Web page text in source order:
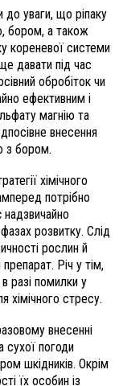
до уваги, що ріпаку
бором, а також
кореневої системи
давати під час
обробіток чи
ефективним і
магнію та
внесення
з бором.
хімічного
потрібно
надзвичайно
розвитку. Слід
рослин й
Річ у тім,
разі помилки у
хімічного стресу.
внесенні
сухої погоди
шкідників. Окрім
їх особин із